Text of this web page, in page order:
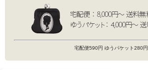
宅配便590円 ゆうパケット280円